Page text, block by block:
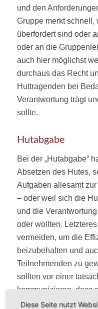
und den
Gruppe merkt schnell,
überfordert sind oder
oder an die
auch hier möglichst
durchaus das Recht
Huttragenden bei
Verantwortung trägt
sollte.
Hutabgabe
Bei der „Hutabgabe“
Absetzen des Hutes,
Aufgaben allesamt
– oder weil sich die
und die
oder wollten.
vermeiden, um die
beizubehalten und
Teilnehmenden zu
sollten vor einer
kommunizieren, dass
Verantwortung
Diese Seite nutzt